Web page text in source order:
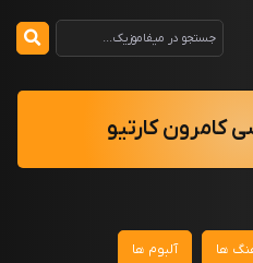
کارتیو
ها آلبوم ها